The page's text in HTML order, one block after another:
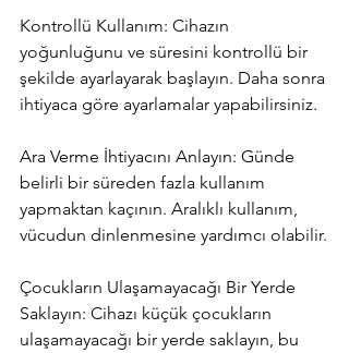
Kontrollü Kullanım: Cihazın
yoğunluğunu ve süresini kontrollü bir
şekilde ayarlayarak başlayın. Daha sonra
ihtiyaca göre ayarlamalar yapabilirsiniz.
Ara Verme İhtiyacını Anlayın: Günde
belirli bir süreden fazla kullanım
yapmaktan kaçının. Aralıklı kullanım,
vücudun dinlenmesine yardımcı olabilir.
Çocukların Ulaşamayacağı Bir Yerde
Saklayın: Cihazı küçük çocukların
ulaşamayacağı bir yerde saklayın, bu